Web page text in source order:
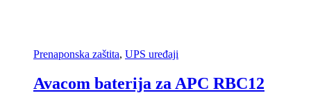
Prenaponska zaštita, UPS uređaji
Avacom baterija za APC RBC12